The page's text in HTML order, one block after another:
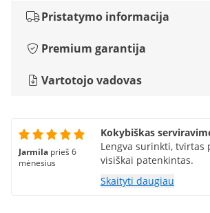
Pristatymo informacija
Premium garantija
Vartotojo vadovas
Jarmila prieš 6
mėnesius
Kokybiškas
Lengva surinkti, tvirtas
visiškai patenkintas.
Skaityti daugiau